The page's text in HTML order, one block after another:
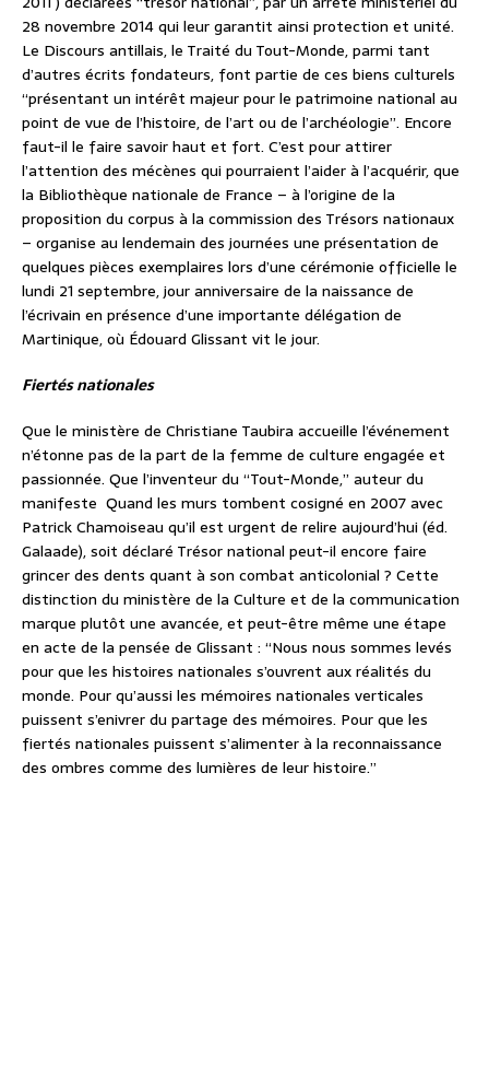
28 novembre 2014 qui leur garantit ainsi protection et unité.
Le Discours antillais, le Traité du Tout-Monde, parmi tant
d’autres écrits fondateurs, font partie de ces biens culturels
“présentant un intérêt majeur pour le patrimoine national au
point de vue de l’histoire, de l’art ou de l’archéologie”. Encore
faut-il le faire savoir haut et fort. C’est pour attirer
l’attention des mécènes qui pourraient l’aider à l’acquérir, que
la Bibliothèque nationale de France – à l’origine de la
proposition du corpus à la commission des Trésors nationaux
– organise au lendemain des journées une présentation de
quelques pièces exemplaires lors d’une cérémonie officielle le
lundi 21 septembre, jour anniversaire de la naissance de
l’écrivain en présence d’une importante délégation de
Martinique, où Édouard Glissant vit le jour.
Fiertés nationales
Que le ministère de Christiane Taubira accueille l’événement
n’étonne pas de la part de la femme de culture engagée et
passionnée. Que l’inventeur du “Tout-Monde,” auteur du
manifeste Quand les murs tombent cosigné en 2007 avec
Patrick Chamoiseau qu’il est urgent de relire aujourd’hui (éd.
Galaade), soit déclaré Trésor national peut-il encore faire
grincer des dents quant à son combat anticolonial ? Cette
distinction du ministère de la Culture et de la communication
marque plutôt une avancée, et peut-être même une étape
en acte de la pensée de Glissant : “Nous nous sommes levés
pour que les histoires nationales s’ouvrent aux réalités du
monde. Pour qu’aussi les mémoires nationales verticales
puissent s’enivrer du partage des mémoires. Pour que les
fiertés nationales puissent s’alimenter à la reconnaissance
des ombres comme des lumières de leur histoire.”